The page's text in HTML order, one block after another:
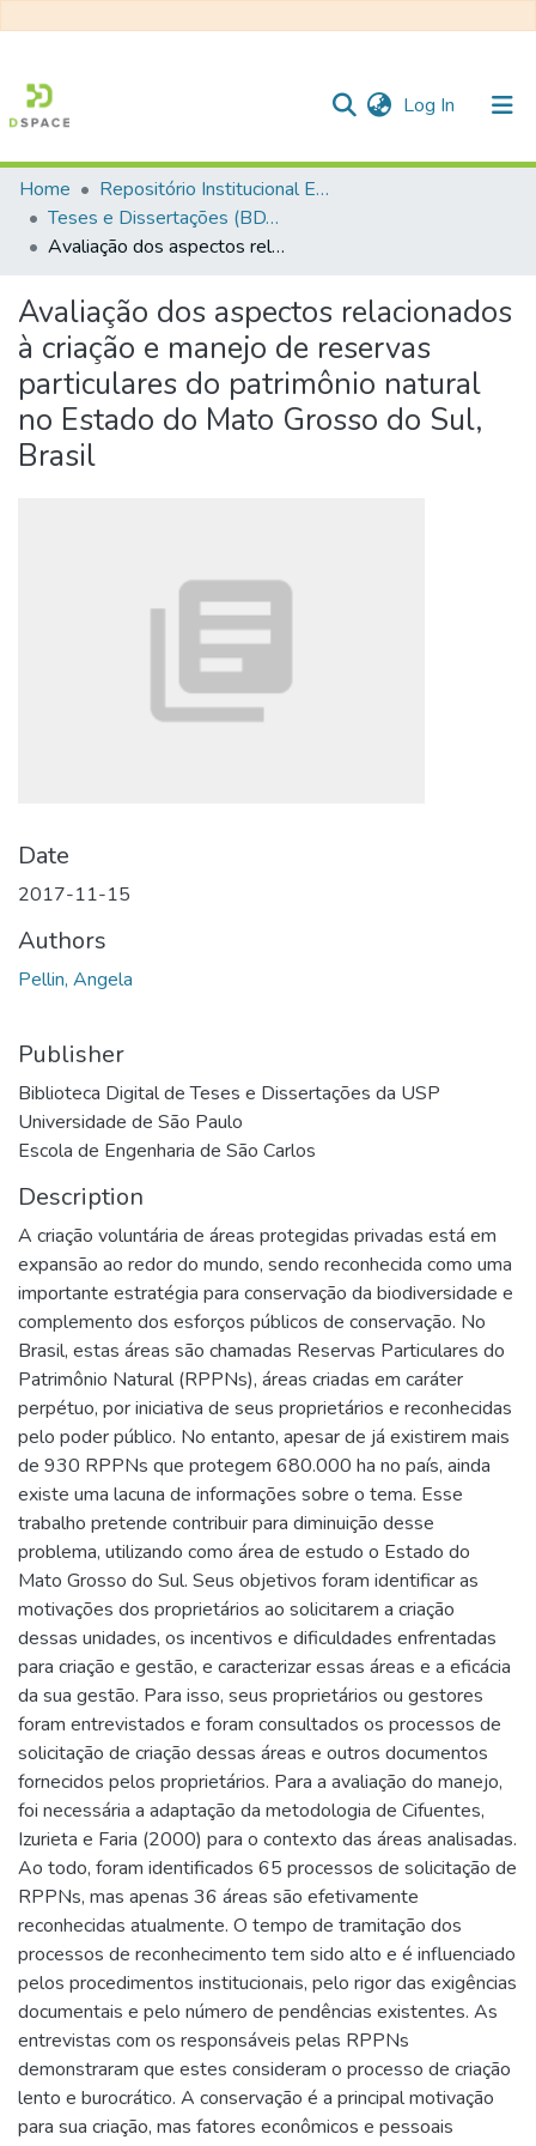
Log In (current)
Communities & Collections
All of DSpace
Statistics
Home
Repositório Institucional EESC
Teses e Dissertações (BDTD USP)
Avaliação dos aspectos relacionados à criação e manejo de reservas particulares do patrimônio natural no Estado do Mato Grosso do Sul, Brasil
Avaliação dos aspectos relacionados
à criação e manejo de reservas
particulares do patrimônio natural
no Estado do Mato Grosso do Sul,
Brasil
Date
2017-11-15
Authors
Pellin, Angela
Publisher
Biblioteca Digital de Teses e Dissertações da USP
Universidade de São Paulo
Escola de Engenharia de São Carlos
Description
A criação voluntária de áreas protegidas privadas está em
expansão ao redor do mundo, sendo reconhecida como uma
importante estratégia para conservação da biodiversidade e
complemento dos esforços públicos de conservação. No
Brasil, estas áreas são chamadas Reservas Particulares do
Patrimônio Natural (RPPNs), áreas criadas em caráter
perpétuo, por iniciativa de seus proprietários e reconhecidas
pelo poder público. No entanto, apesar de já existirem mais
de 930 RPPNs que protegem 680.000 ha no país, ainda
existe uma lacuna de informações sobre o tema. Esse
trabalho pretende contribuir para diminuição desse
problema, utilizando como área de estudo o Estado do
Mato Grosso do Sul. Seus objetivos foram identificar as
motivações dos proprietários ao solicitarem a criação
dessas unidades, os incentivos e dificuldades enfrentadas
para criação e gestão, e caracterizar essas áreas e a eficácia
da sua gestão. Para isso, seus proprietários ou gestores
foram entrevistados e foram consultados os processos de
solicitação de criação dessas áreas e outros documentos
fornecidos pelos proprietários. Para a avaliação do manejo,
foi necessária a adaptação da metodologia de Cifuentes,
Izurieta e Faria (2000) para o contexto das áreas analisadas.
Ao todo, foram identificados 65 processos de solicitação de
RPPNs, mas apenas 36 áreas são efetivamente
reconhecidas atualmente. O tempo de tramitação dos
processos de reconhecimento tem sido alto e é influenciado
pelos procedimentos institucionais, pelo rigor das exigências
documentais e pelo número de pendências existentes. As
entrevistas com os responsáveis pelas RPPNs
demonstraram que estes consideram o processo de criação
lento e burocrático. A conservação é a principal motivação
para sua criação, mas fatores econômicos e pessoais